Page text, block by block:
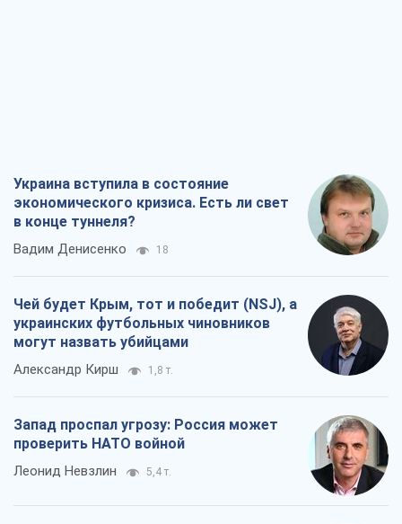
Украина вступила в состояние
экономического кризиса. Есть ли свет
в конце туннеля?
Вадим Денисенко 18
Чей будет Крым, тот и победит (NSJ), а
украинских футбольных чиновников
могут назвать убийцами
Александр Кирш 1,8 т.
Запад проспал угрозу: Россия может
проверить НАТО войной
Леонид Невзлин 5,4 т.